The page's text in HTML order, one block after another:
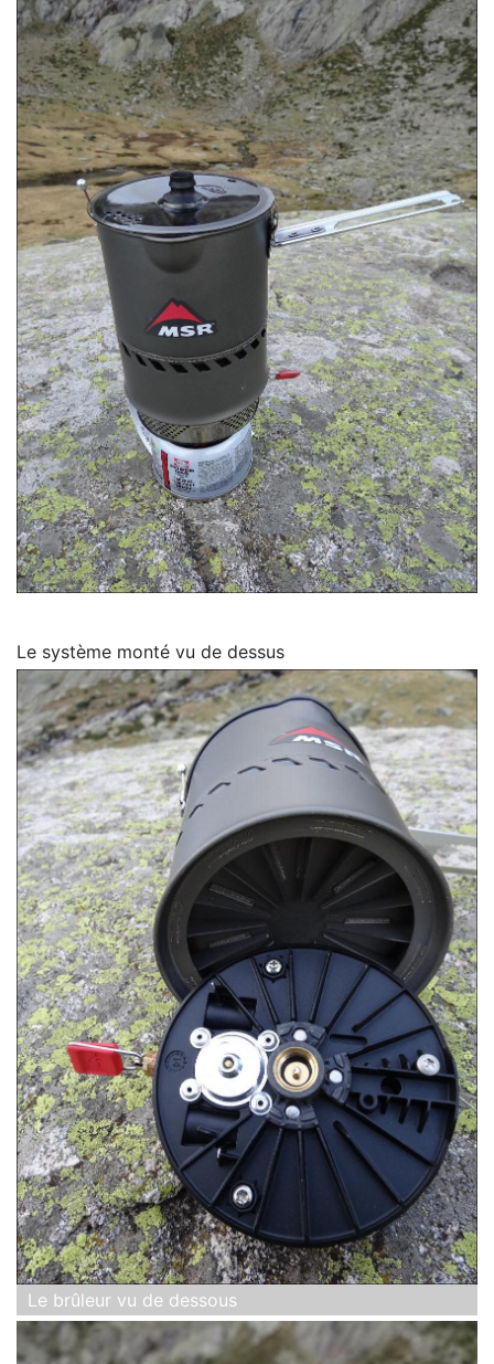
Le système monté vu de dessus
Le brûleur vu de dessous